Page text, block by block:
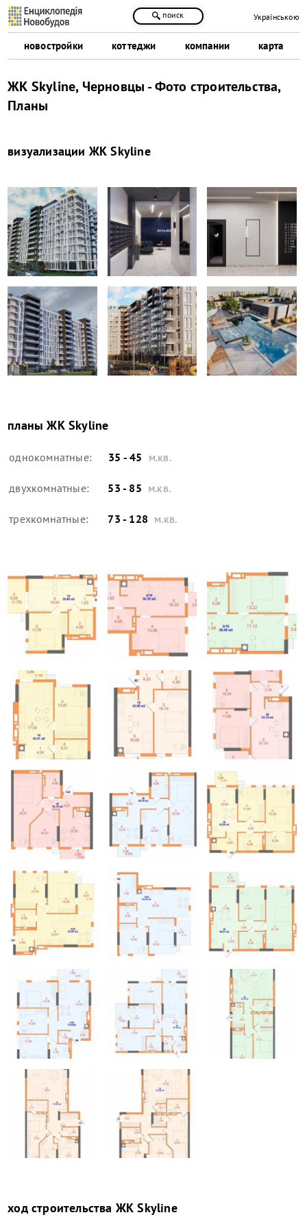
новостройки коттеджи компании карта
поиск Українською
ЖК Skyline, Черновцы - Фото строительства,
Планы
визуализации ЖК Skyline
планыЖК Skyline
однокомнатные: 35 - 45 м.кв.
двухкомнатные: 53 - 85 м.кв.
трехкомнатные: 73 - 128 м.кв.
ход строительства ЖК Skyline